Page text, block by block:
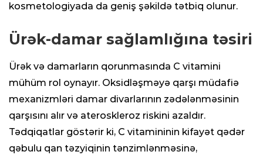
kosmetologiyada da geniş şəkildə tətbiq olunur.
Ürək-damar sağlamlığına təsiri
Ürək və damarların qorunmasında C vitamini
mühüm rol oynayır. Oksidləşməyə qarşı müdafiə
mexanizmləri damar divarlarının zədələnməsinin
qarşısını alır və ateroskleroz riskini azaldır.
Tədqiqatlar göstərir ki, C vitamininin kifayət qədər
qəbulu qan təzyiqinin tənzimlənməsinə,